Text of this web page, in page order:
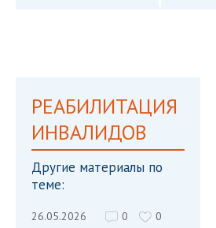
РЕАБИЛИТАЦИЯ
ИНВАЛИДОВ
Другие материалы по
теме:
26.05.2026 0 0